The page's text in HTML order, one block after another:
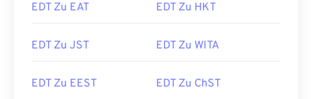
EDT Zu EAT EDT Zu HKT
EDT Zu JST EDT Zu WITA
EDT Zu EEST EDT Zu ChST